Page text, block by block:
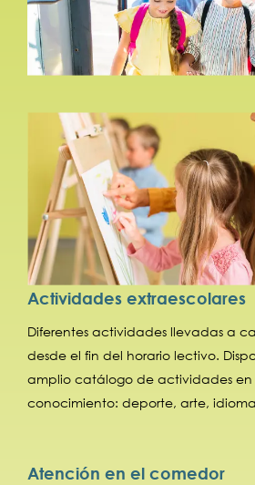
Actividades extraescolares
Diferentes actividades llevadas a
desde el fin del horario lectivo.
amplio catálogo de actividades en
conocimiento: deporte, arte,
Atención en el comedor